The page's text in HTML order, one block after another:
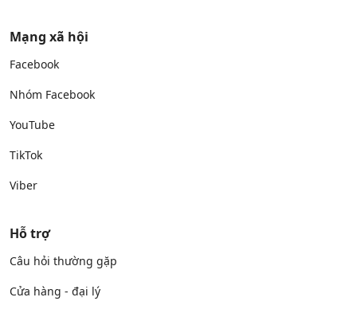
Mạng xã hội
Facebook
Nhóm Facebook
YouTube
TikTok
Viber
Hỗ trợ
Câu hỏi thường gặp
Cửa hàng - đại lý